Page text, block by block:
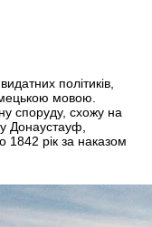
політиків,
мовою.
споруду, схожу на
Донаустауф,
1842 рік за наказом